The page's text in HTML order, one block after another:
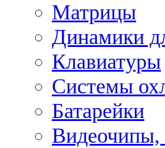
Матрицы
Динамики
Клавиатуры
Системы
Батарейки